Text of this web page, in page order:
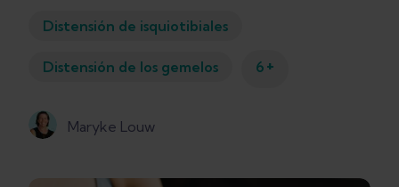
Distensión de isquiotibiales
Distensión de los gemelos 6 +
Maryke Louw